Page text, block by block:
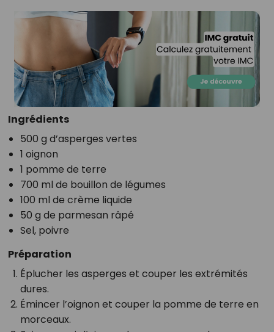
Ingrédients
500 g d’asperges vertes
1 oignon
1 pomme de terre
700 ml de bouillon de légumes
100 ml de crème liquide
50 g de parmesan râpé
Sel, poivre
Préparation
Éplucher les asperges et couper les extrémités
dures.
Émincer l’oignon et couper la pomme de terre en
morceaux.